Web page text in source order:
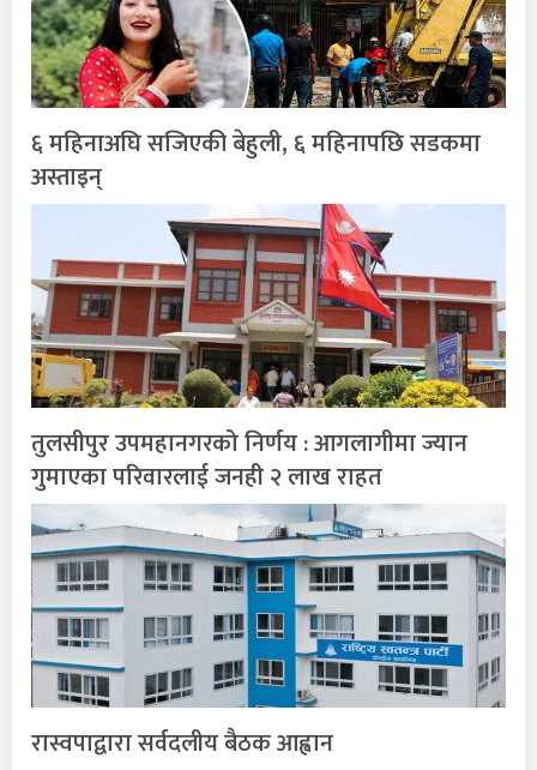
६ महिनाअघि सजिएकी बेहुली, ६ महिनापछि सडकमा
अस्ताइन्
तुलसीपुर उपमहानगरको निर्णय : आगलागीमा ज्यान
गुमाएका परिवारलाई जनही २ लाख राहत
रास्वपाद्वारा सर्वदलीय बैठक आह्वान